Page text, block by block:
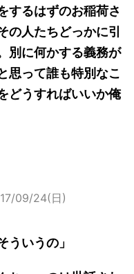
するはずのお稲荷さ
の人たちどっかに引
別に何かする義務が
思って誰も特別なこ
どうすればいいか俺
09/24(日)
ういうの」